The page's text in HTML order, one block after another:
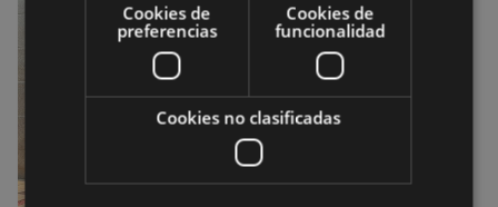
Cookies de
preferencias
Cookies de
funcionalidad
Cookies no clasificadas